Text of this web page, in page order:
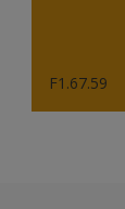
F1.67.59